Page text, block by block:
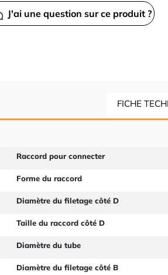
J'ai une question sur ce produit ?
FICHE
Raccord pour connecter
Forme du raccord
Diamètre du filetage côté D
Taille du raccord côté D
Diamètre du tube
Diamètre du filetage côté B